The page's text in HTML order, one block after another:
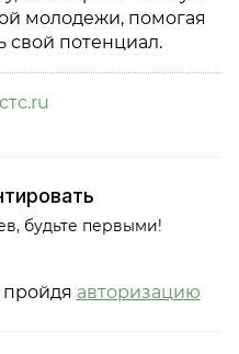
молодежи, помогая
свой потенциал.
стс.ru
будьте первыми!
авторизацию